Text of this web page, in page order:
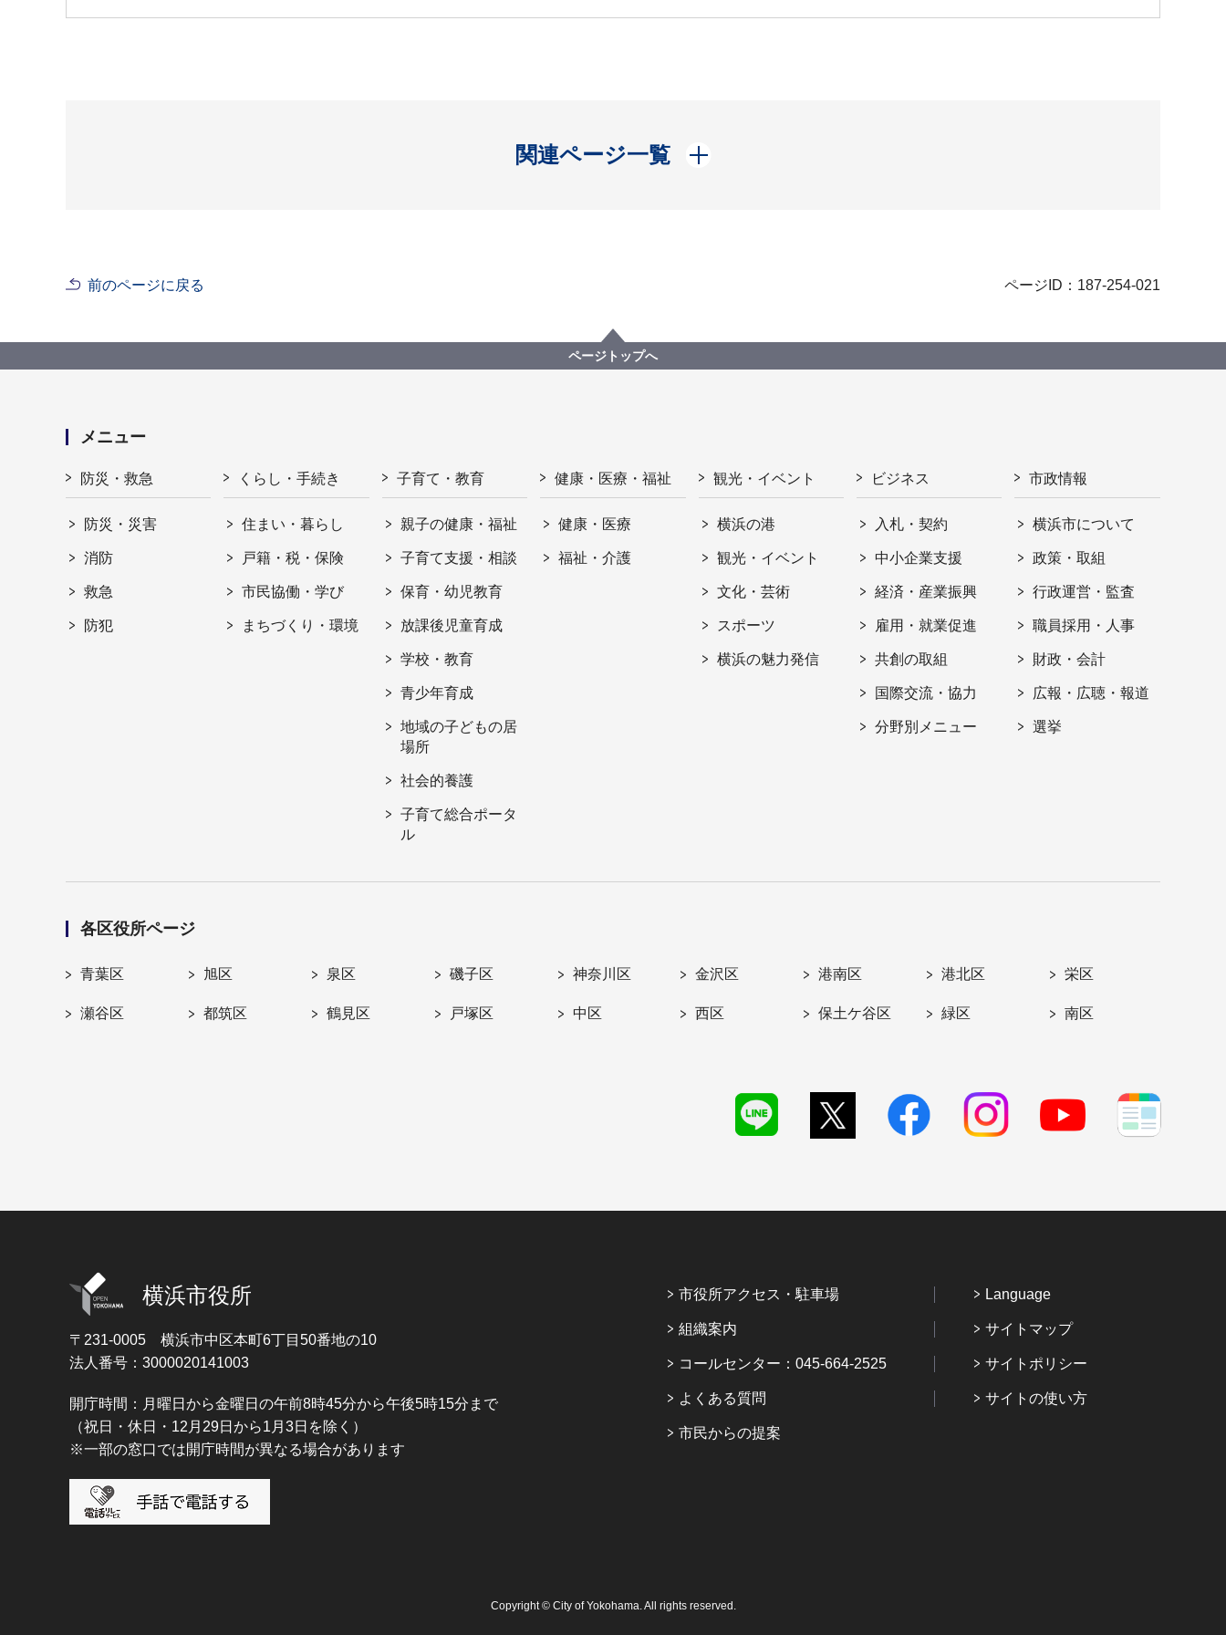
関連ページ一覧
開く
前のページに戻る ページID：187-254-021
ページトップへ
メニュー
防災・救急
防災・災害
消防
救急
防犯
くらし・手続き
住まい・暮らし
戸籍・税・保険
市民協働・学び
まちづくり・環境
子育て・教育
親子の健康・福祉
子育て支援・相談
保育・幼児教育
放課後児童育成
学校・教育
青少年育成
地域の子どもの居
場所
社会的養護
子育て総合ポータ
ル
健康・医療・福祉
健康・医療
福祉・介護
観光・イベント
横浜の港
観光・イベント
文化・芸術
スポーツ
横浜の魅力発信
ビジネス
入札・契約
中小企業支援
経済・産業振興
雇用・就業促進
共創の取組
国際交流・協力
分野別メニュー
市政情報
横浜市について
政策・取組
行政運営・監査
職員採用・人事
財政・会計
広報・広聴・報道
選挙
各区役所ページ
青葉区 旭区 泉区 磯子区 神奈川区 金沢区 港南区 港北区 栄区
瀬谷区 都筑区 鶴見区 戸塚区 中区 西区 保土ケ谷区 緑区 南区
横浜市役所
〒231-0005 横浜市中区本町6丁目50番地の10
法人番号：3000020141003
開庁時間：月曜日から金曜日の午前8時45分から午後5時15分まで
（祝日・休日・12月29日から1月3日を除く）
※一部の窓口では開庁時間が異なる場合があります
市役所アクセス・駐車場
組織案内
コールセンター：045-664-2525
よくある質問
市民からの提案
Language
サイトマップ
サイトポリシー
サイトの使い方
Copyright © City of Yokohama. All rights reserved.